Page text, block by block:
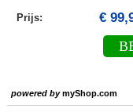
Prijs: €
powered bymyShop.com